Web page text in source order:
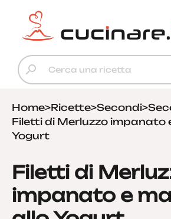
Home>Ricette>Secondi>
Filetti di Merluzzo impanato
Yogurt
Filetti di
impanato e